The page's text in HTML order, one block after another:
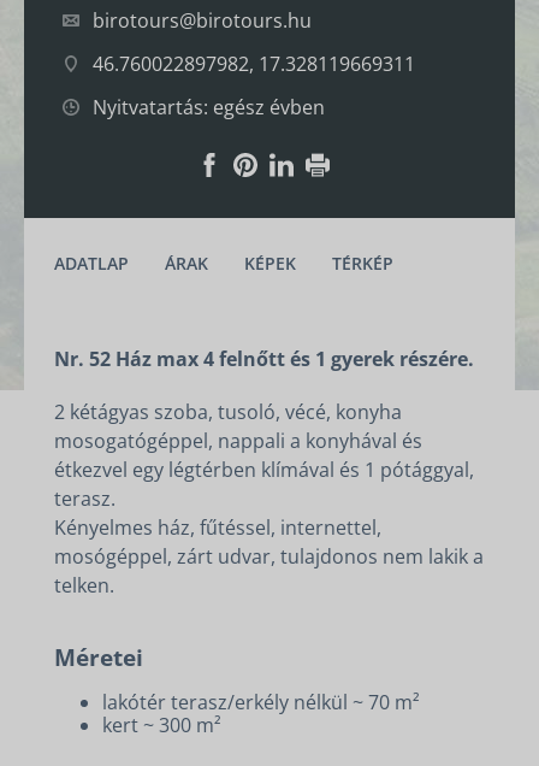
birotours@birotours.hu
46.760022897982, 17.328119669311
Nyitvatartás: egész évben
ADATLAP ÁRAK KÉPEK TÉRKÉP
Nr. 52 Ház max 4 felnőtt és 1 gyerek részére.
2 kétágyas szoba, tusoló, vécé, konyha
mosogatógéppel, nappali a konyhával és
étkezvel egy légtérben klímával és 1 pótággyal,
terasz.
Kényelmes ház, fűtéssel, internettel,
mosógéppel, zárt udvar, tulajdonos nem lakik a
telken.
Méretei
lakótér terasz/erkély nélkül ~ 70 m²
kert ~ 300 m²